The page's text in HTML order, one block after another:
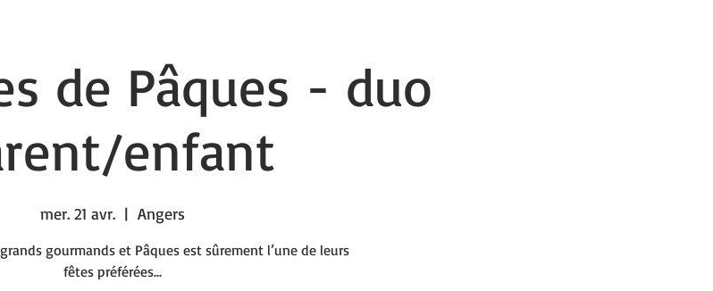
de Pâques - duo
enfant
mer. 21 avr.
  |
Angers
gourmands et Pâques est sûrement l’une de leurs
fêtes préférées...